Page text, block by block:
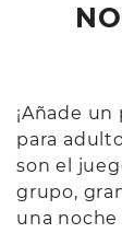
¡Añade
para
son el
grupo,
una